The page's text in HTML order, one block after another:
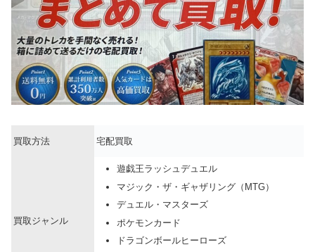
買取方法 宅配買取
買取ジャンル
遊戯王ラッシュデュエル
マジック・ザ・ギャザリング（MTG）
デュエル・マスターズ
ポケモンカード
ドラゴンボールヒーローズ